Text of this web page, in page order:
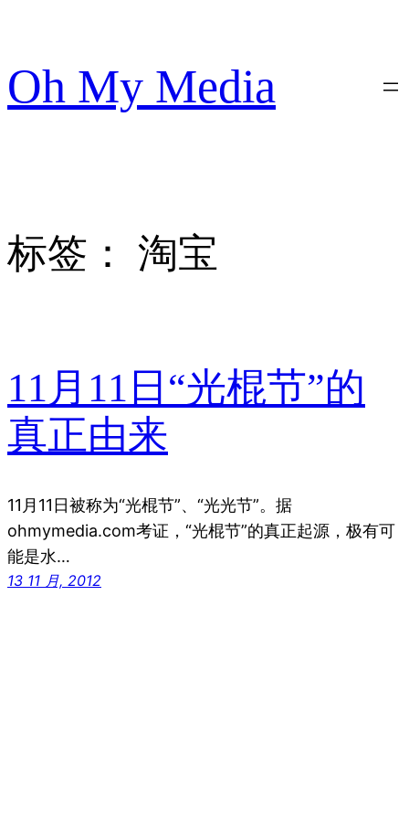
内
容
Oh My Media
标签： 淘宝
11月11日“光棍节”的
真正由来
11月11日被称为“光棍节”、“光光节”。据
ohmymedia.com考证，“光棍节”的真正起源，极有可
能是水…
13 11 月, 2012